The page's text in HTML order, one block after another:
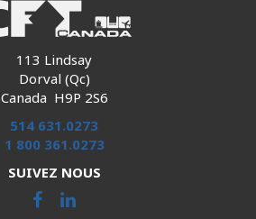
113 Lindsay
Dorval (Qc)
Canada H9P 2S6
514 631.0273
1 800 361.0273
SUIVEZ NOUS